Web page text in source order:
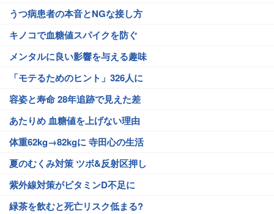
うつ病患者の本音とNGな接し方
キノコで血糖値スパイクを防ぐ
メンタルに良い影響を与える趣味
「モテるためのヒント」326人に
容姿と寿命 28年追跡で見えた差
あたりめ 血糖値を上げない理由
体重62kg→82kgに 寺田心の生活
夏のむくみ対策 ツボ&反射区押し
紫外線対策がビタミンD不足に
緑茶を飲むと死亡リスク低まる?